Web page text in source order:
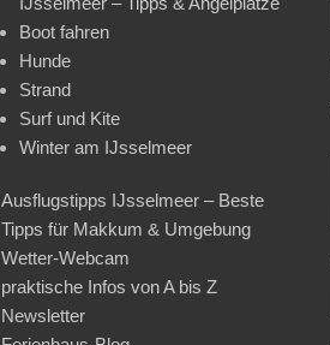
Boot fahren
Hunde
Strand
Surf und Kite
Winter am IJsselmeer
Ausflugstipps IJsselmeer – Beste
Tipps für Makkum & Umgebung
Wetter-Webcam
praktische Infos von A bis Z
Newsletter